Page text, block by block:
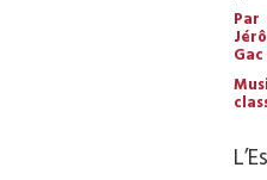
Par
Gac